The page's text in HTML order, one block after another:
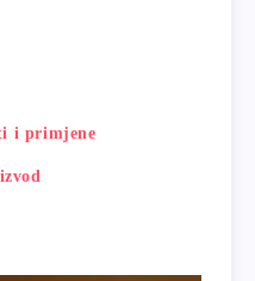
i primjene